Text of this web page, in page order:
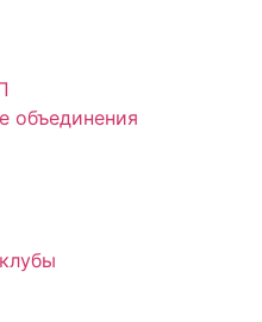
объединения